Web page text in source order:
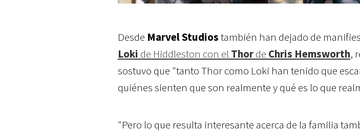
Desde Marvel Studiostambién han dejado de
Loki de Hiddleston con el Thorde Chris Hemsworth,
sostuvo que "tanto Thor como Loki han tenido que
quiénes sienten que son realmente y qué es lo que
"Pero lo que resulta interesante acerca de la familia